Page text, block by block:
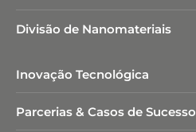
Divisão de Nanomateriais
Inovação Tecnológica
Parcerias & Casos de Sucesso